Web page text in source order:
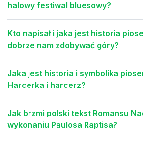
halowy festiwal bluesowy?
Kto napisał i jaka jest historia
dobrze nam zdobywać góry?
Jaka jest historia i symbolika
Harcerka i harcerz?
Jak brzmi polski tekst Romansu
wykonaniu Paulosa Raptisa?